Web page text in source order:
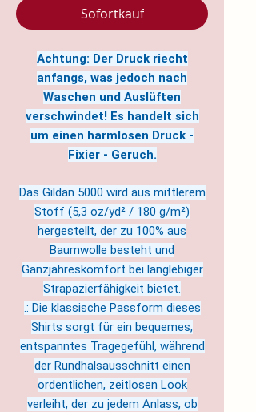
Sofortkauf
Achtung: Der Druck riecht
anfangs, was jedoch nach
Waschen und Auslüften
verschwindet! Es handelt sich
um einen harmlosen Druck -
Fixier - Geruch.
Das Gildan 5000 wird aus mittlerem
Stoff (5,3 oz/yd² / 180 g/m²)
hergestellt, der zu 100% aus
Baumwolle besteht und
Ganzjahreskomfort bei langlebiger
Strapazierfähigkeit bietet.
.: Die klassische Passform dieses
Shirts sorgt für ein bequemes,
entspanntes Tragegefühl, während
der Rundhalsausschnitt einen
ordentlichen, zeitlosen Look
verleiht, der zu jedem Anlass, ob